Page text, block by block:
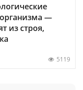
—
из строя,
5119